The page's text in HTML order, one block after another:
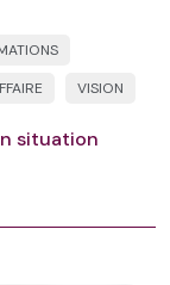
VISION
situation